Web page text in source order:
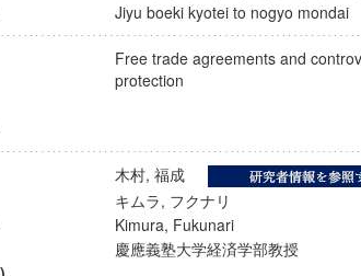
Jiyu boeki kyotei to nogyo
Free trade agreements and
protection
木村, 福成
キムラ, フクナリ
Kimura, Fukunari
慶應義塾大学経済学部教授